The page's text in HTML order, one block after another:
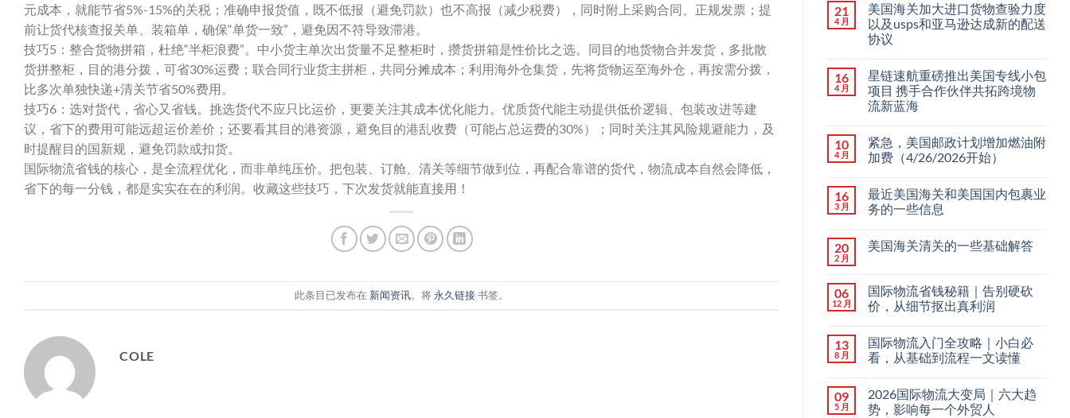
元成本，就能节省5%-15%的关税；准确申报货值，既不低报（避免罚款）也不高报（减少税费），同时附上采购合同、正规发票；提
前让货代核查报关单、装箱单，确保“单货一致”，避免因不符导致滞港。
技巧5：整合货物拼箱，杜绝“半柜浪费”。中小货主单次出货量不足整柜时，攒货拼箱是性价比之选。同目的地货物合并发货，多批散
货拼整柜，目的港分拨，可省30%运费；联合同行业货主拼柜，共同分摊成本；利用海外仓集货，先将货物运至海外仓，再按需分拨，
比多次单独快递+清关节省50%费用。
技巧6：选对货代，省心又省钱。挑选货代不应只比运价，更要关注其成本优化能力。优质货代能主动提供低价逻辑、包装改进等建
议，省下的费用可能远超运价差价；还要看其目的港资源，避免目的港乱收费（可能占总运费的30%）；同时关注其风险规避能力，及
时提醒目的国新规，避免罚款或扣货。
国际物流省钱的核心，是全流程优化，而非单纯压价。把包装、订舱、清关等细节做到位，再配合靠谱的货代，物流成本自然会降低，
省下的每一分钱，都是实实在在的利润。收藏这些技巧，下次发货就能直接用！
此条目已发布在 新闻资讯。将永久链接书签。
COLE
21
4 月
美国海关加大进口货物查验力度
以及usps和亚马逊达成新的配送
协议
16
4 月
星链速航重磅推出美国专线小包
项目 携手合作伙伴共拓跨境物
流新蓝海
10
4 月
紧急，美国邮政计划增加燃油附
加费（4/26/2026开始）
16
3 月
最近美国海关和美国国内包裹业
务的一些信息
20
2 月
美国海关清关的一些基础解答
06
12 月
国际物流省钱秘籍｜告别硬砍
价，从细节抠出真利润
13
8 月
国际物流入门全攻略｜小白必
看，从基础到流程一文读懂
09
5 月
2026国际物流大变局｜六大趋
势，影响每一个外贸人